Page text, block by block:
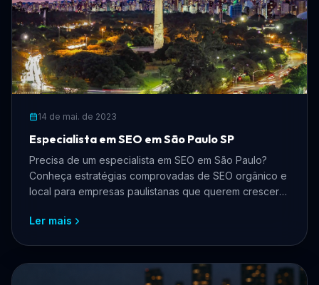
14 de mai. de 2023
Especialista em SEO em São Paulo SP
Precisa de um especialista em SEO em São Paulo?
Conheça estratégias comprovadas de SEO orgânico e
local para empresas paulistanas que querem crescer
anúncios.
Ler mais